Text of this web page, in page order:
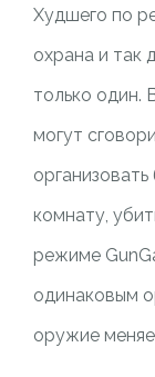
Худшего по
охрана и так
только один.
могут
комнату,
режиме
одинаковым
оружие